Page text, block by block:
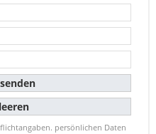
persönlichen Daten